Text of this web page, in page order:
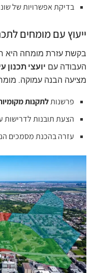
בדיקת אפשרויות של
ייעוץ עם מומחים
בקשת עזרת מומחה היא
העבודה עם יועצי תכנון
מציעה הבנה עמוקה.
פרשנותלתקנות
הצעת תובנות לדרישות
עזרה בהכנת מסמכים